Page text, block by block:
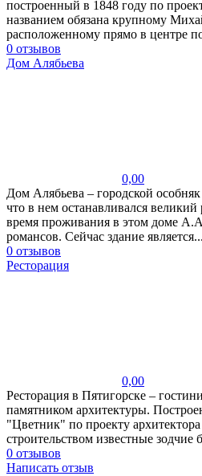
построенный в 1848 году по
названием обязана крупному
расположенному прямо в центре
0 отзывов
Дом Алябьева
0,00
Дом Алябьева – городской
что в нем останавливался
время проживания в этом доме
романсов. Сейчас здание является...
0 отзывов
Ресторация
0,00
Ресторация в Пятигорске –
памятником архитектуры.
"Цветник" по проекту
строительством известные зодчие
0 отзывов
Написать отзыв